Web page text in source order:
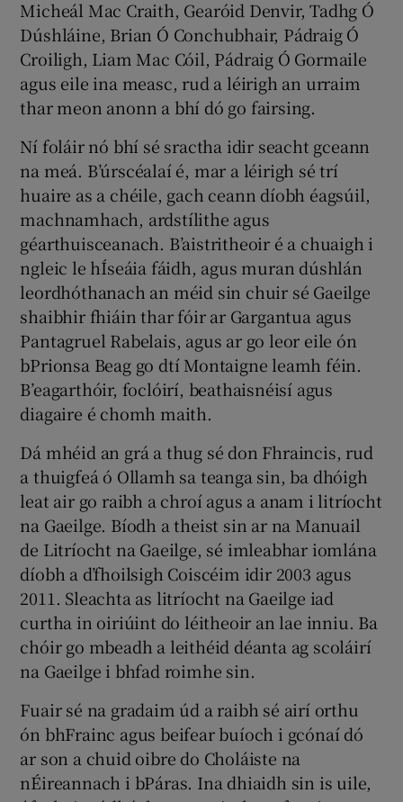
Micheál Mac Craith, Gearóid Denvir, Tadhg Ó
Dúshláine, Brian Ó Conchubhair, Pádraig Ó
Croiligh, Liam Mac Cóil, Pádraig Ó Gormaile
agus eile ina measc, rud a léirigh an urraim
thar meon anonn a bhí dó go fairsing.
Ní foláir nó bhí sé sractha idir seacht gceann
na meá. B’úrscéalaí é, mar a léirigh sé trí
huaire as a chéile, gach ceann díobh éagsúil,
machnamhach, ardstílithe agus
géarthuisceanach. B’aistritheoir é a chuaigh i
ngleic le hÍseáia fáidh, agus muran dúshlán
leordhóthanach an méid sin chuir sé Gaeilge
shaibhir fhiáin thar fóir ar Gargantua agus
Pantagruel Rabelais, agus ar go leor eile ón
bPrionsa Beag go dtí Montaigne leamh féin.
B’eagarthóir, foclóirí, beathaisnéisí agus
diagaire é chomh maith.
Dá mhéid an grá a thug sé don Fhraincis, rud
a thuigfeá ó Ollamh sa teanga sin, ba dhóigh
leat air go raibh a chroí agus a anam i litríocht
na Gaeilge. Bíodh a theist sin ar na Manuail
de Litríocht na Gaeilge, sé imleabhar iomlána
díobh a d’fhoilsigh Coiscéim idir 2003 agus
2011. Sleachta as litríocht na Gaeilge iad
curtha in oiriúint do léitheoir an lae inniu. Ba
chóir go mbeadh a leithéid déanta ag scoláirí
na Gaeilge i bhfad roimhe sin.
Fuair sé na gradaim úd a raibh sé airí orthu
ón bhFrainc agus beifear buíoch i gcónaí dó
ar son a chuid oibre do Choláiste na
nÉireannach i bPáras. Ina dhiaidh sin is uile,